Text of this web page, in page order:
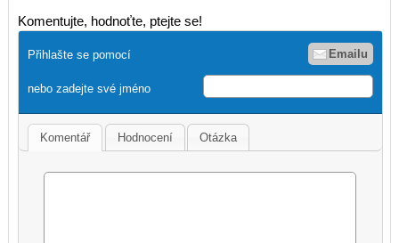
Komentujte, hodnoťte, ptejte se!
Přihlašte se pomocí Emailu
nebo zadejte své jméno
Komentář Hodnocení Otázka